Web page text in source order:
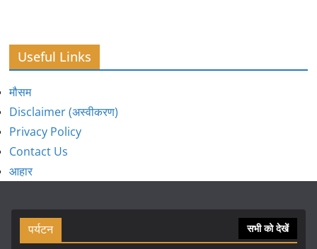
Useful Links
मौसम
Disclaimer (अस्वीकरण)
Privacy Policy
Contact Us
आहार
पर्यटन सभी को देखें